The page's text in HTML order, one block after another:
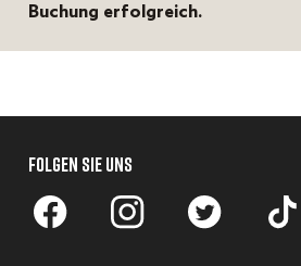
Buchung erfolgreich.
FOLGEN SIE UNS